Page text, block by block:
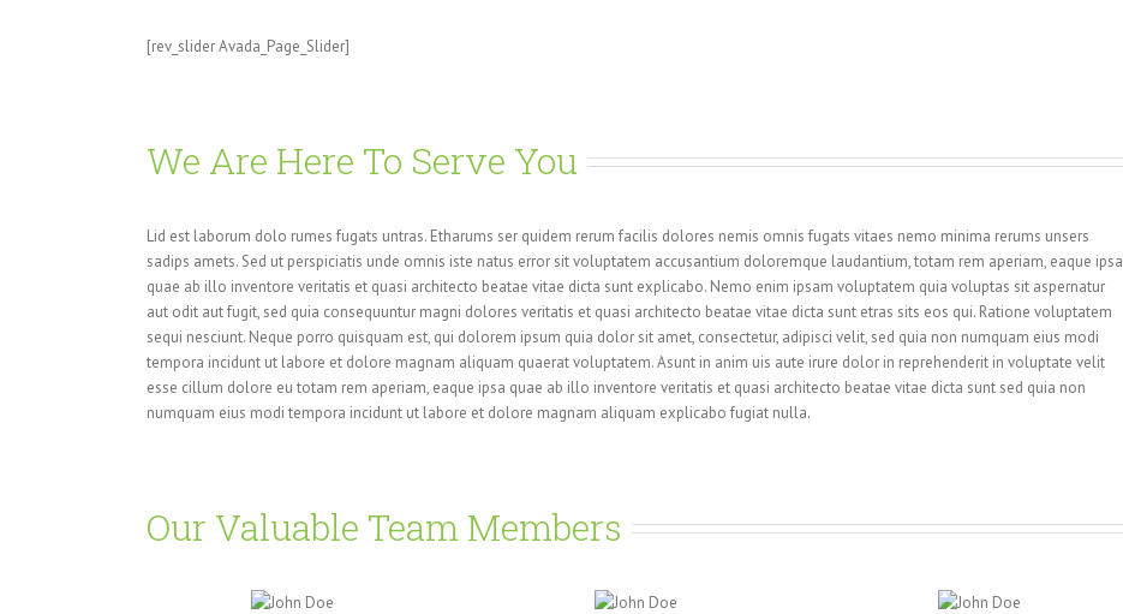
[rev_slider Avada_Page_Slider]
We Are Here To Serve You
Lid est laborum dolo rumes fugats untras. Etharums ser quidem rerum facilis dolores nemis omnis fugats vitaes nemo minima rerums unsers
sadips amets. Sed ut perspiciatis unde omnis iste natus error sit voluptatem accusantium doloremque laudantium, totam rem aperiam, eaque ipsa
quae ab illo inventore veritatis et quasi architecto beatae vitae dicta sunt explicabo. Nemo enim ipsam voluptatem quia voluptas sit aspernatur
aut odit aut fugit, sed quia consequuntur magni dolores veritatis et quasi architecto beatae vitae dicta sunt etras sits eos qui. Ratione voluptatem
sequi nesciunt. Neque porro quisquam est, qui dolorem ipsum quia dolor sit amet, consectetur, adipisci velit, sed quia non numquam eius modi
tempora incidunt ut labore et dolore magnam aliquam quaerat voluptatem. Asunt in anim uis aute irure dolor in reprehenderit in voluptate velit
esse cillum dolore eu totam rem aperiam, eaque ipsa quae ab illo inventore veritatis et quasi architecto beatae vitae dicta sunt sed quia non
numquam eius modi tempora incidunt ut labore et dolore magnam aliquam explicabo fugiat nulla.
Our Valuable Team Members